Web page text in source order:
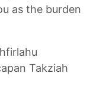
as the burden
Takziah